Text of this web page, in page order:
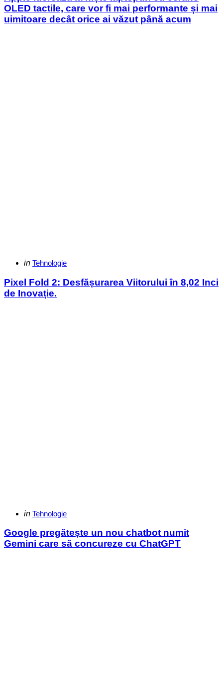
OLED tactile, care vor fi mai performante și mai
uimitoare decât orice ai văzut până acum
Categories
Posted
in Tehnologie
Pixel Fold 2: Desfășurarea Viitorului în 8,02 Inci
de Inovație.
Categories
Posted
in Tehnologie
Google pregătește un nou chatbot numit
Gemini care să concureze cu ChatGPT